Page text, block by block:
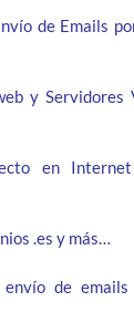
de Emails
y
en
.es y más…
de